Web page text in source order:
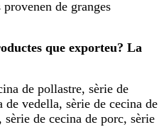
de granges
que exporteu? La
de pollastre, sèrie de
de vedella, sèrie de cecina de
de cecina de porc, sèrie